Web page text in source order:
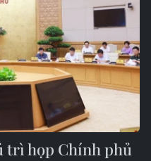
trì họp Chính phủ